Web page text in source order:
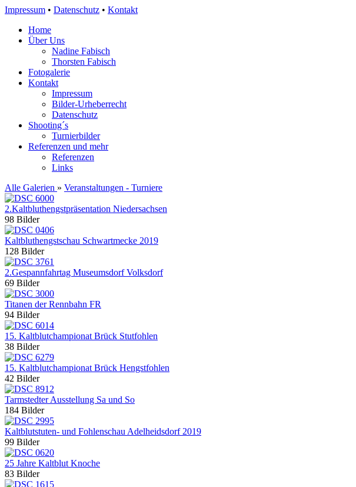
Impressum • Datenschutz • Kontakt
Home
Über Uns
Nadine Fabisch
Thorsten Fabisch
Fotogalerie
Kontakt
Impressum
Bilder-Urheberrecht
Datenschutz
Shooting´s
Turnierbilder
Referenzen und mehr
Referenzen
Links
Alle Galerien » Veranstaltungen - Turniere
2.Kaltbluthengstpräsentation Niedersachsen
98 Bilder
Kaltbluthengstschau Schwartmecke 2019
128 Bilder
2.Gespannfahrtag Museumsdorf Volksdorf
69 Bilder
Titanen der Rennbahn FR
94 Bilder
15. Kaltblutchampionat Brück Stutfohlen
38 Bilder
15. Kaltblutchampionat Brück Hengstfohlen
42 Bilder
Tarmstedter Ausstellung Sa und So
184 Bilder
Kaltblutstuten- und Fohlenschau Adelheidsdorf 2019
99 Bilder
25 Jahre Kaltblut Knoche
83 Bilder